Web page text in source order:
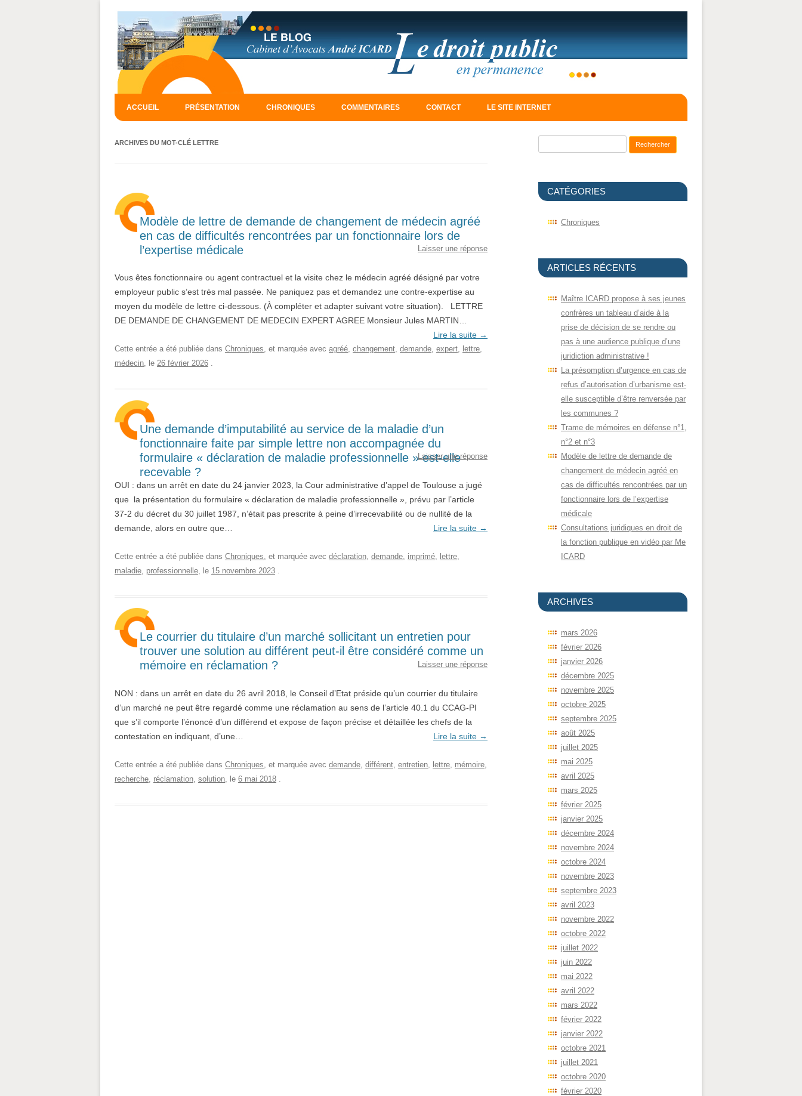
ACCUEIL PRÉSENTATION CHRONIQUES COMMENTAIRES CONTACT LE SITE INTERNET
ARCHIVES DU MOT-CLÉ LETTRE
Modèle de lettre de demande de changement de médecin agréé
en cas de difficultés rencontrées par un fonctionnaire lors de
l’expertise médicale
Laisser une réponse
Vous êtes fonctionnaire ou agent contractuel et la visite chez le médecin agréé désigné par votre
employeur public s’est très mal passée. Ne paniquez pas et demandez une contre-expertise au
moyen du modèle de lettre ci-dessous. (À compléter et adapter suivant votre situation). LETTRE
DE DEMANDE DE CHANGEMENT DE MEDECIN EXPERT AGREE Monsieur Jules MARTIN…
Lire la suite →
Cette entrée a été publiée dans Chroniques, et marquée avec agréé, changement, demande, expert, lettre,
médecin, le 26 février 2026 .
Une demande d’imputabilité au service de la maladie d’un
fonctionnaire faite par simple lettre non accompagnée du
formulaire « déclaration de maladie professionnelle » est-elle
recevable ?
Laisser une réponse
OUI : dans un arrêt en date du 24 janvier 2023, la Cour administrative d’appel de Toulouse a jugé
que la présentation du formulaire « déclaration de maladie professionnelle », prévu par l’article
37-2 du décret du 30 juillet 1987, n’était pas prescrite à peine d’irrecevabilité ou de nullité de la
demande, alors en outre que…
Lire la suite →
Cette entrée a été publiée dans Chroniques, et marquée avec déclaration, demande, imprimé, lettre,
maladie, professionnelle, le 15 novembre 2023 .
Le courrier du titulaire d’un marché sollicitant un entretien pour
trouver une solution au différent peut-il être considéré comme un
mémoire en réclamation ?
Laisser une réponse
NON : dans un arrêt en date du 26 avril 2018, le Conseil d’Etat préside qu’un courrier du titulaire
d’un marché ne peut être regardé comme une réclamation au sens de l’article 40.1 du CCAG-PI
que s’il comporte l’énoncé d’un différend et expose de façon précise et détaillée les chefs de la
contestation en indiquant, d’une…
Lire la suite →
Cette entrée a été publiée dans Chroniques , et marquée avec demande différent entretien lettre mémoire
recherche réclamation solution , le 6 mai 2018
CATÉGORIES
Chroniques
ARTICLES RÉCENTS
Maître ICARD propose à ses jeunes
confrères un tableau d’aide à la
prise de décision de se rendre ou
pas à une audience publique d’une
juridiction administrative !
La présomption d’urgence en cas de
refus d’autorisation d’urbanisme est-
elle susceptible d’être renversée par
les communes ?
Trame de mémoires en défense n°1,
n°2 et n°3
Modèle de lettre de demande de
changement de médecin agréé en
cas de difficultés rencontrées par un
fonctionnaire lors de l’expertise
médicale
Consultations juridiques en droit de
la fonction publique en vidéo par Me
ICARD
ARCHIVES
mars 2026
février 2026
janvier 2026
décembre 2025
novembre 2025
octobre 2025
septembre 2025
août 2025
juillet 2025
mai 2025
avril 2025
mars 2025
février 2025
janvier 2025
décembre 2024
novembre 2024
octobre 2024
novembre 2023
septembre 2023
avril 2023
novembre 2022
octobre 2022
juillet 2022
juin 2022
mai 2022
avril 2022
mars 2022
février 2022
janvier 2022
octobre 2021
juillet 2021
octobre 2020
février 2020